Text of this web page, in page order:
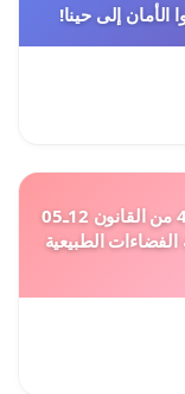
دعم ملف تفعيل النصوص التنظيمية للمادة 4 من القانون 12ـ05
الطبيعية